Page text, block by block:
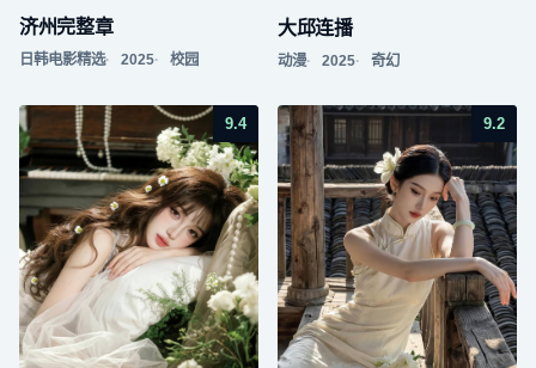
济州完整章
日韩电影精选 2025 校园
大邱连播
动漫 2025 奇幻
9.4 9.2